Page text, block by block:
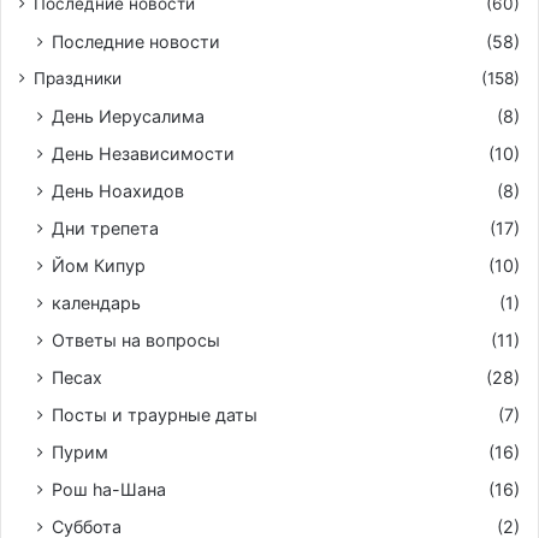
Последние новости (58)
Праздники (158)
День Иерусалима
(8)
День Независимости
(10)
День Ноахидов
(8)
Дни трепета
(17)
Йом Кипур
(10)
календарь
(1)
Ответы на вопросы
(11)
Песах
(28)
Посты и траурные даты
(7)
Пурим
(16)
Рош hа-Шана
(16)
Суббота
(2)